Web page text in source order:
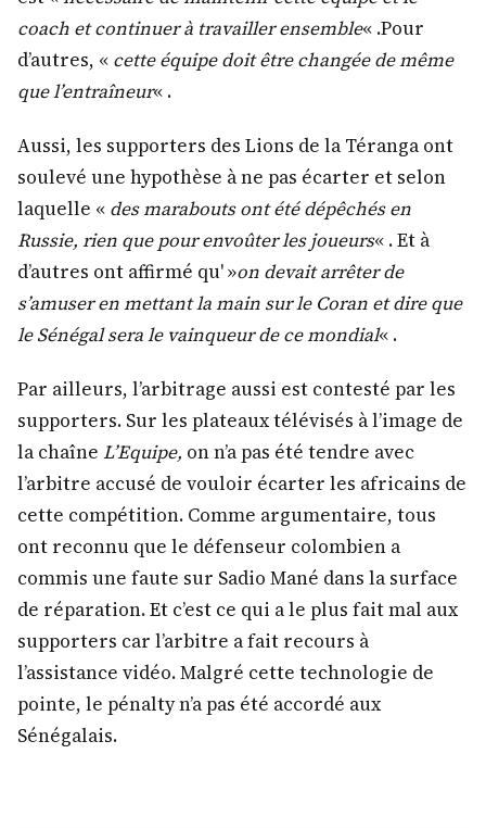
coach et continuer à travailler ensemble« .Pour
d’autres, « cette équipe doit être changée de même
que l’entraîneur« .
Aussi, les supporters des Lions de la Téranga ont
soulevé une hypothèse à ne pas écarter et selon
laquelle « des marabouts ont été dépêchés en
Russie, rien que pour envoûter les joueurs« . Et à
d’autres ont affirmé qu' »on devait arrêter de
s’amuser en mettant la main sur le Coran et dire que
le Sénégal sera le vainqueur de ce mondial« .
Par ailleurs, l’arbitrage aussi est contesté par les
supporters. Sur les plateaux télévisés à l’image de
la chaîne L’Equipe, on n’a pas été tendre avec
l’arbitre accusé de vouloir écarter les africains de
cette compétition. Comme argumentaire, tous
ont reconnu que le défenseur colombien a
commis une faute sur Sadio Mané dans la surface
de réparation. Et c’est ce qui a le plus fait mal aux
supporters car l’arbitre a fait recours à
l’assistance vidéo. Malgré cette technologie de
pointe, le pénalty n’a pas été accordé aux
Sénégalais.